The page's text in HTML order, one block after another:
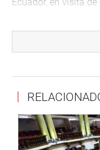
mandatario
Gabinete Binacional
RESOLUCIONES
Se aprobó la
Legislativa 3540
ingreso de tropas
los meses de